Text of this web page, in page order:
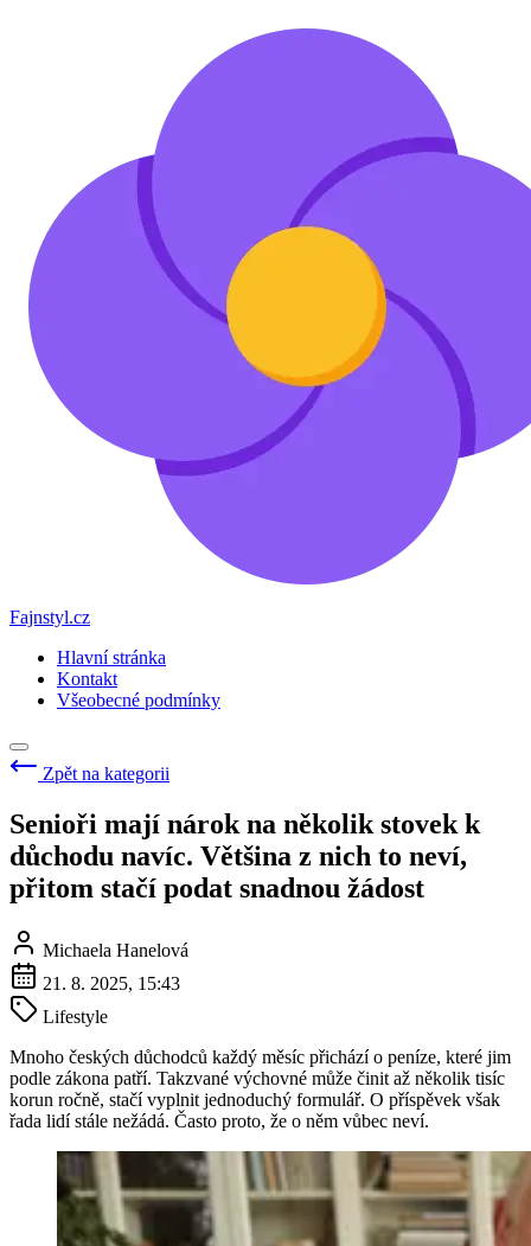
Fajnstyl.cz
Hlavní stránka
Kontakt
Všeobecné podmínky
Zpět na kategorii
Senioři mají nárok na několik stovek k
důchodu navíc. Většina z nich to neví,
přitom stačí podat snadnou žádost
Michaela Hanelová
21. 8. 2025, 15:43
Lifestyle
Mnoho českých důchodců každý měsíc přichází o peníze, které jim
podle zákona patří. Takzvané výchovné může činit až několik tisíc
korun ročně, stačí vyplnit jednoduchý formulář. O příspěvek však
řada lidí stále nežádá. Často proto, že o něm vůbec neví.